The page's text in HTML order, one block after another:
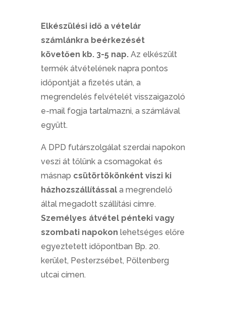
Elkészülési idő a vételár
számlánkra beérkezését
követően kb. 3-5 nap.Az elkészült
termék átvételének napra pontos
időpontját a fizetés után, a
megrendelés felvételét visszaigazoló
e-mail fogja tartalmazni, a számlával
együtt.
A DPD futárszolgálat szerdai napokon
veszi át tőlünk a csomagokat és
másnap csütörtökönként viszi ki
házhozszállítássala megrendelő
által megadott szállítási címre.
Személyes átvétel pénteki vagy
szombati napokon lehetséges előre
egyeztetett időpontban Bp. 20.
kerület, Pesterzsébet, Pöltenberg
utcai címen.